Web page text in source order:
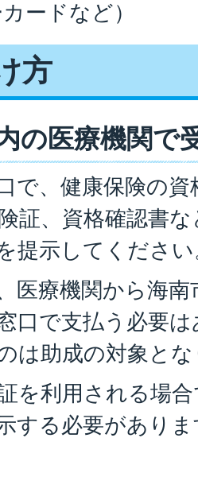
ードなど）
方
の医療機関で
で、健康保険の
証、資格確認書
提示してくださ
医療機関から海
口で支払う必要
は助成の対象と
を利用される場
する必要があり